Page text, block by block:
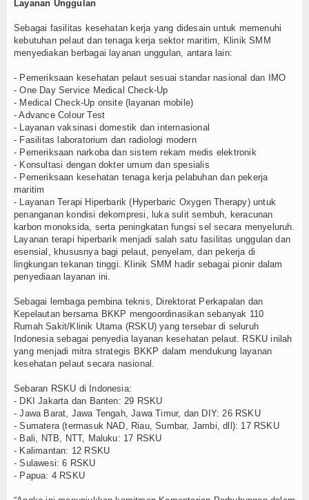
Layanan Unggulan
Sebagai fasilitas kesehatan kerja yang didesain untuk memenuhi
kebutuhan pelaut dan tenaga kerja sektor maritim, Klinik SMM
menyediakan berbagai layanan unggulan, antara lain:
- Pemeriksaan kesehatan pelaut sesuai standar nasional dan IMO
- One Day Service Medical Check-Up
- Medical Check-Up onsite (layanan mobile)
- Advance Colour Test
- Layanan vaksinasi domestik dan internasional
- Fasilitas laboratorium dan radiologi modern
- Pemeriksaan narkoba dan sistem rekam medis elektronik
- Konsultasi dengan dokter umum dan spesialis
- Pemeriksaan kesehatan tenaga kerja pelabuhan dan pekerja
maritim
- Layanan Terapi Hiperbarik (Hyperbaric Oxygen Therapy) untuk
penanganan kondisi dekompresi, luka sulit sembuh, keracunan
karbon monoksida, serta peningkatan fungsi sel secara menyeluruh.
Layanan terapi hiperbarik menjadi salah satu fasilitas unggulan dan
esensial, khususnya bagi pelaut, penyelam, dan pekerja di
lingkungan tekanan tinggi. Klinik SMM hadir sebagai pionir dalam
penyediaan layanan ini.
Sebagai lembaga pembina teknis, Direktorat Perkapalan dan
Kepelautan bersama BKKP mengoordinasikan sebanyak 110
Rumah Sakit/Klinik Utama (RSKU) yang tersebar di seluruh
Indonesia sebagai penyedia layanan kesehatan pelaut. RSKU inilah
yang menjadi mitra strategis BKKP dalam mendukung layanan
kesehatan pelaut secara nasional.
Sebaran RSKU di Indonesia:
- DKI Jakarta dan Banten: 29 RSKU
- Jawa Barat, Jawa Tengah, Jawa Timur, dan DIY: 26 RSKU
- Sumatera (termasuk NAD, Riau, Sumbar, Jambi, dll): 17 RSKU
- Bali, NTB, NTT, Maluku: 17 RSKU
- Kalimantan: 12 RSKU
- Sulawesi: 6 RSKU
- Papua: 4 RSKU